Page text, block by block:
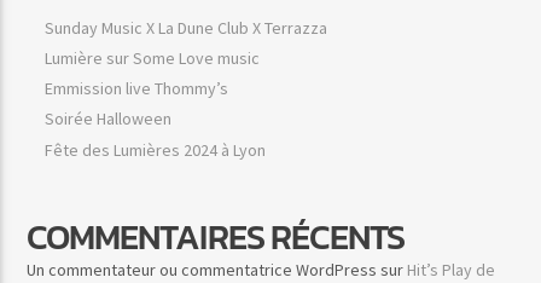
Sunday Music X La Dune Club X Terrazza
Lumière sur Some Love music
Emmission live Thommy’s
Soirée Halloween
Fête des Lumières 2024 à Lyon
COMMENTAIRES RÉCENTS
Un commentateur ou commentatrice WordPress sur Hit’s Play de